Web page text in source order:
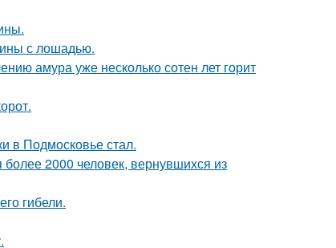
с лошадью.
амура уже несколько сотен лет горит
в Подмосковье стал.
2000 человек, вернувшихся из
гибели.